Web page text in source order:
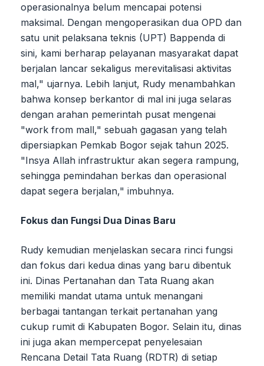
operasionalnya belum mencapai potensi
maksimal. Dengan mengoperasikan dua OPD dan
satu unit pelaksana teknis (UPT) Bappenda di
sini, kami berharap pelayanan masyarakat dapat
berjalan lancar sekaligus merevitalisasi aktivitas
mal," ujarnya. Lebih lanjut, Rudy menambahkan
bahwa konsep berkantor di mal ini juga selaras
dengan arahan pemerintah pusat mengenai
"work from mall," sebuah gagasan yang telah
dipersiapkan Pemkab Bogor sejak tahun 2025.
"Insya Allah infrastruktur akan segera rampung,
sehingga pemindahan berkas dan operasional
dapat segera berjalan," imbuhnya.
Fokus dan Fungsi Dua Dinas Baru
Rudy kemudian menjelaskan secara rinci fungsi
dan fokus dari kedua dinas yang baru dibentuk
ini. Dinas Pertanahan dan Tata Ruang akan
memiliki mandat utama untuk menangani
berbagai tantangan terkait pertanahan yang
cukup rumit di Kabupaten Bogor. Selain itu, dinas
ini juga akan mempercepat penyelesaian
Rencana Detail Tata Ruang (RDTR) di setiap